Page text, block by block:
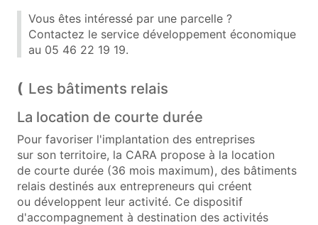
Vous êtes intéressé par une parcelle ?
Contactez le service développement économique
au 05 46 22 19 19.
Les bâtiments relais
La location de courte durée
Pour favoriser l'implantation des entreprises
sur son territoire, la CARA propose à la location
de courte durée (36 mois maximum), des bâtiments
relais destinés aux entrepreneurs qui créent
ou développent leur activité. Ce dispositif
d'accompagnement à destination des activités